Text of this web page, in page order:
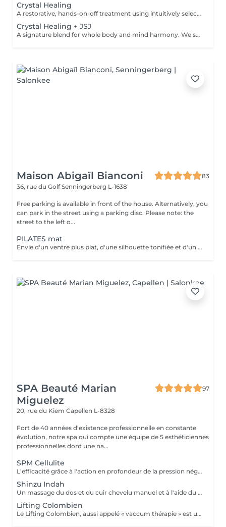
Crystal Healing
A restorative, hands-on-off treatment using intuitively selected crystals placed on and around the body. - A 20 minute phone call before the session to explore your goals and tailor your plan - A personalized Crystal body layout (and intention focused grids if needed) - Chakra balancing to realign and stabilize your energy centers - Energy field cleansing (aura sweep, grounding, and sealing) - Yin-Yang harmonization for overall energetic coherence - Aftercare suggestions Ideal for: stress relief, emotional balance, mental clarity, energetic reset. For questions and additional information, please contact claudia@4elements.lu
Crystal Healing + JSJ
A signature blend for whole body and mind harmony. We set your intention, select specific crystals, and apply JSJ flows that complement your needsperfect for layered support (physical, emotional, and subtle energy). For questions and additional information, please contact claudia@4elements.lu
Maison Abigaïl Bianconi
83
36, rue du GolfSenningerberg L-1638
Free parking is available in front of the house. Alternatively, you
can park in the street using a parking disc. Please note: the
street to the left o...
PILATES mat
Envie d'un ventre plus plat, d'une silhouette tonifiée et d'un regain d'énergie ? Rejoignez mon cours de Pilates Mat en petit groupe ! Chaque séance vous fait travailler les abdominaux profonds, améliore votre posture, soulage le mal de dos et sculpte votre corps efficacement. Avec seulement 5 places disponibles, vous profitez d'un suivi personnalisé et de corrections adaptées pour maximiser vos résultats. Merci de prévoir l'appoint en espèces. 36 rue du Golf L-1638 Senningerberg Parking gratuit Toute réservation non honorée est due. Toute réservation non annulée 48h avant est due.
SPA Beauté Marian
Miguelez
97
20, rue du Kiem Capellen L-8328
Fort de 40 années d'existence professionnelle en constante
évolution, notre spa qui compte une équipe de 5 esthéticiennes
professionnelles dont une na...
SPM Cellulite
L'efficacité grâce à l'action en profondeur de la pression négative. Technique originale du "palper - rouler" Drainage, régénération et raffermissement des tissus du visage, du buste et du corps. Pour tous types de peaux. Traitements spécifiques contre les vergetures, la cellulite et bien d'autres. Maîtriser peau d'orange, culotte de cheval et tissus conjonctif faible grâce au SPM Digital ! Le SPM le multi -talent dont on ne peut plus se passer. Raffermir et regalber la poitrine sans appel à la chirurgie, l'un des nombreux traitements spécifiques.
Shinzu Indah
Un massage du dos et du cuir chevelu manuel et à l'aide du Rama, cet outil en métal kansa parfaitement adapté au travail des méridiens, des mémoires, des blocages émotionnels du dos. Pour une détente profonde et un véritable reset sur le plan émotionnel!
Lifting Colombien
Le Lifting Colombien, aussi appelé « vaccum thérapie » est une technique non chirurgicale, pratiquée à l'aide de ventouses qui exercent une aspiration pour casser les dépôts de cellulite et de graisse, éliminer les toxines, améliorer le drainage et restaurer l'élasticité de la peau.